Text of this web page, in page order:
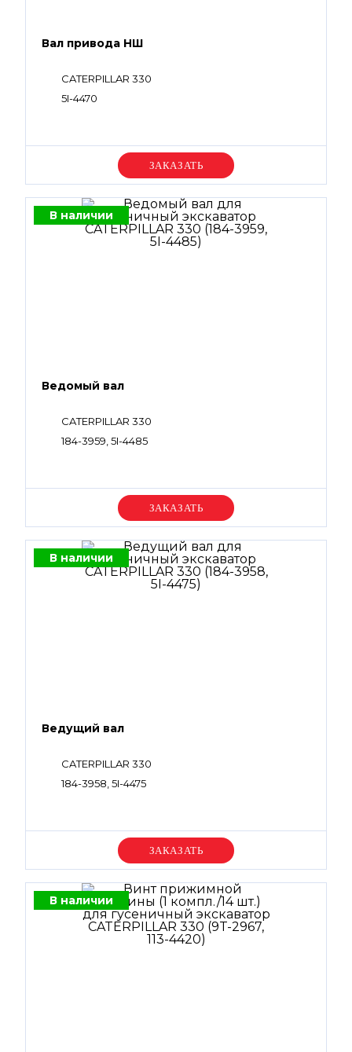
Вал привода НШ
CATERPILLAR 330
5I-4470
Уточняйте цену
В наличии
Ведомый вал
CATERPILLAR 330
184-3959, 5I-4485
Уточняйте цену
В наличии
Ведущий вал
CATERPILLAR 330
184-3958, 5I-4475
Уточняйте цену
В наличии